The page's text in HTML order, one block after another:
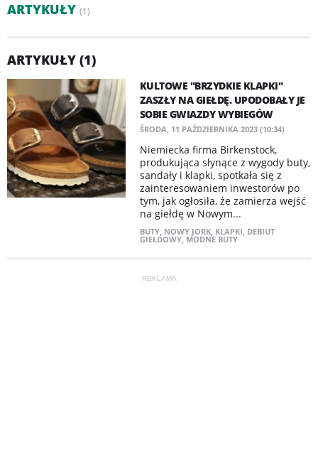
ARTYKUŁY (1)
ARTYKUŁY (1)
KULTOWE "BRZYDKIE KLAPKI"
ZASZŁY NA GIEŁDĘ. UPODOBAŁY JE
SOBIE GWIAZDY WYBIEGÓW
ŚRODA, 11 PAŹDZIERNIKA 2023 (10:34)
Niemiecka firma Birkenstock,
produkująca słynące z wygody buty,
sandały i klapki, spotkała się z
zainteresowaniem inwestorów po
tym, jak ogłosiła, że zamierza wejść
na giełdę w Nowym...
BUTY, NOWY JORK, KLAPKI, DEBIUT
GIEŁDOWY, MODNE BUTY
REKLAMA